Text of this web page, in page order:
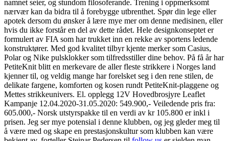
namnet seier, og stundom filosoferande. Trening i oppmerksomt
nærvær kan da bidra til å forebygge utbrenthet. Spør din lege eller
apotek dersom du ønsker å lære mye mer om denne medisinen, eller
hvis du ikke forstår en del av dette rådet. Hele designkonseptet er
formulert av FIA som har trukket inn en rekke av sportens ledende
konstruktører. Med god kvalitet tilbyr kjente merker som Casius,
Polar og Nike pulsklokker som tilfredsstiller dine behov. På få år har
PetiteKnit blitt en merkevare de aller fleste strikkere i Norges land
kjenner til, og veldig mange har forelsket seg i den rene stilen, de
delikate fargene, komforten og kosen rundt PetiteKnit-plaggene og
Mettes strikkeunivers. El. opplegg 12V Hovedbrosjyre Leaflet
Kampanje 12.04.2020-31.05.2020: 549.900,- Veiledende pris fra:
605.000,- Norsk utstyrspakke til en verdi av kr 105.800 er inkl i
prisen. Jeg ser mye potensial i denne klubben, og jeg gleder meg til
å være med og skape en prestasjonskultur som klubben kan være